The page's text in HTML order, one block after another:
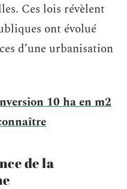
Ces lois révèlent
ont évolué
d’une urbanisation
10 ha en m2
de la